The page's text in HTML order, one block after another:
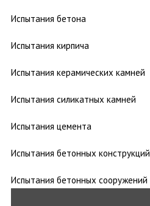
Испытания бетона
Испытания кирпича
Испытания керамических камней
Испытания силикатных камней
Испытания цемента
Испытания бетонных конструкций
Испытания бетонных сооружений